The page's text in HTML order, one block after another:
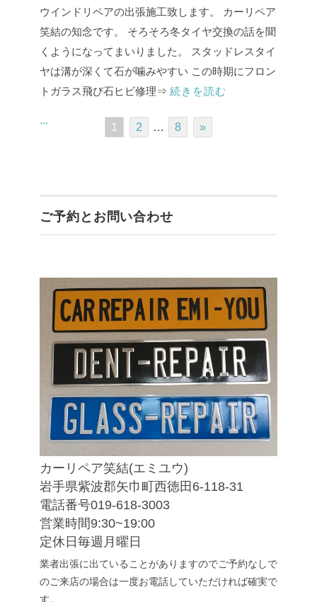
ウインドリペアの出張施工致します。 カーリペア
笑結の知念です。 そろそろ冬タイヤ交換の話を聞
くようになってまいりました。 スタッドレスタイ
ヤは溝が深くて石が噛みやすい この時期にフロン
トガラス飛び石ヒビ修理⇒ 続きを読む
...
1 2 … 8 »
ご予約とお問い合わせ
カーリペア笑結(エミユウ)
岩手県紫波郡矢巾町西徳田6-118-31
電話番号019-618-3003
営業時間9:30~19:00
定休日毎週月曜日
業者出張に出ていることがありますのでご予約なしで
のご来店の場合は一度お電話していただければ確実で
す。